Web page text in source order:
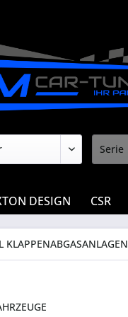
DESIGN CSR
KLAPPENABGASANLAGEN